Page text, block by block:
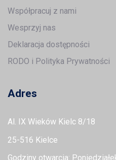
Współpracuj z nami
Wesprzyj nas
Deklaracja dostępności
RODO i Polityka Prywatności
Adres
Al. IX Wieków Kielc 8/18
25-516 Kielce
Godziny otwarcia: